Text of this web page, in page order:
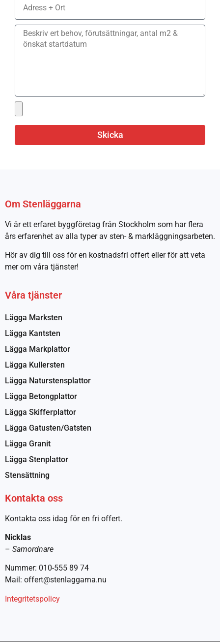
Skicka
Om Stenläggarna
Vi är ett erfaret byggföretag från Stockholm som har flera
års erfarenhet av alla typer av sten- & markläggningsarbeten.
Hör av dig till oss för en kostnadsfri offert eller för att veta
mer om våra tjänster!
Våra tjänster
Lägga Marksten
Lägga Kantsten
Lägga Markplattor
Lägga Kullersten
Lägga Naturstensplattor
Lägga Betongplattor
Lägga Skifferplattor
Lägga Gatusten/Gatsten
Lägga Granit
Lägga Stenplattor
Stensättning
Kontakta oss
Kontakta oss idag för en fri offert.
Nicklas
– Samordnare
Nummer: 010-555 89 74
Mail: offert@stenlaggarna.nu
Integritetspolicy